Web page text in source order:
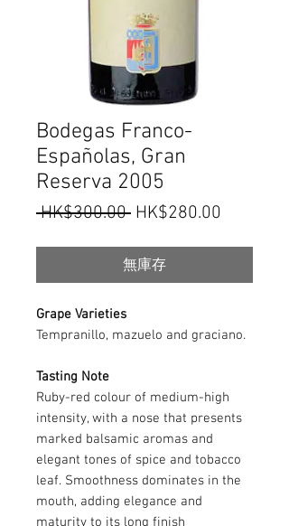
Bodegas Franco-
Españolas, Gran
Reserva 2005
HK$300.00 一
價
格
HK$280.00
格
無庫存
Grape Varieties
Tempranillo, mazuelo and graciano.
Tasting Note
Ruby-red colour of medium-high
intensity, with a nose that presents
marked balsamic aromas and
elegant tones of spice and tobacco
leaf. Smoothness dominates in the
mouth, adding elegance and
maturity to its long finish